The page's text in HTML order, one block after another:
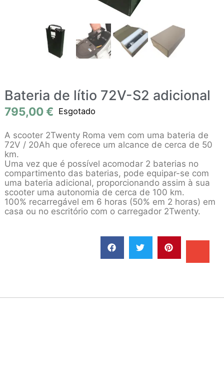
Bateria de lítio 72V-S2 adicional
795,00€ Esgotado
A scooter 2Twenty Roma vem com uma bateria de
72V / 20Ah que oferece um alcance de cerca de 50
km.
Uma vez que é possível acomodar 2 baterias no
compartimento das baterias, pode equipar-se com
uma bateria adicional, proporcionando assim à sua
scooter uma autonomia de cerca de 100 km.
100% recarregável em 6 horas (50% em 2 horas) em
casa ou no escritório com o carregador 2Twenty.